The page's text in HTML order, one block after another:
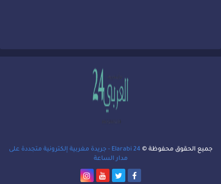
جميع الحقوق محفوظة ©
Elarabi 24 - جريدة مغربية إلكترونية متجددة على
مدار الساعة